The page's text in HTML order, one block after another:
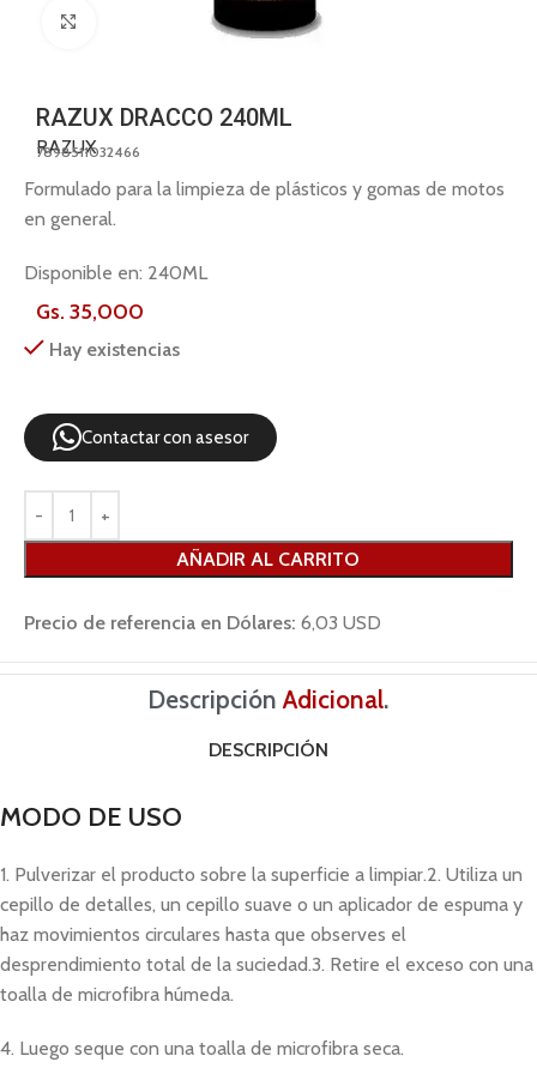
Click to enlarge
RAZUX DRACCO 240ML
RAZUX
7898511032466
Formulado para la limpieza de plásticos y gomas de motos
en general.
Disponible en: 240ML
Gs. 35,000
Hay existencias
Contactar con asesor
AÑADIR AL CARRITO
Precio de referencia en Dólares: 6,03 USD
DescripciónAdicional.
DESCRIPCIÓN
MODO DE USO
1. Pulverizar el producto sobre la superficie a limpiar.2. Utiliza un
cepillo de detalles, un cepillo suave o un aplicador de espuma y
haz movimientos circulares hasta que observes el
desprendimiento total de la suciedad.3. Retire el exceso con una
toalla de microfibra húmeda.
4. Luego seque con una toalla de microfibra seca.